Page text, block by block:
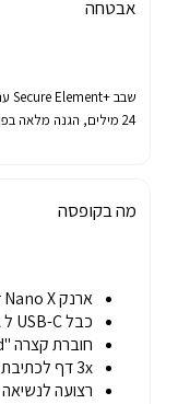
אבטחה
שבב+Secure Element עם
24מילים,הגנהמלאהבפני
מה בקופסה
ארנק Ledger Nano X
כבל USB-C ל USB-A
חוברת קצרה "Getting Started"
3x דף לכתיבת מילות הגיבוי
רצועה לנשיאה